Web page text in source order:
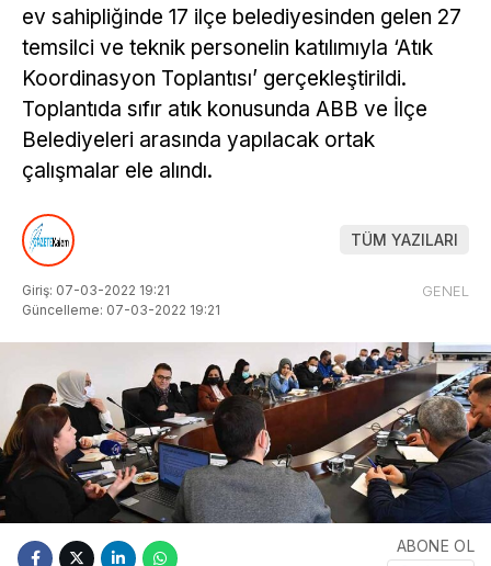
ev sahipliğinde 17 ilçe belediyesinden gelen 27
temsilci ve teknik personelin katılımıyla ‘Atık
Koordinasyon Toplantısı’ gerçekleştirildi.
Toplantıda sıfır atık konusunda ABB ve İlçe
Belediyeleri arasında yapılacak ortak
çalışmalar ele alındı.
TÜM YAZILARI
Giriş: 07-03-2022 19:21
Güncelleme: 07-03-2022 19:21
GENEL
ABONE OL